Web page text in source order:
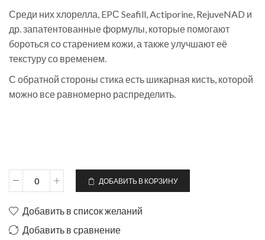
Среди них хлорелла, EPС Seafill, Actiporine, RejuveNAD и
др. запатентованные формулы, которые помогают
бороться со старением кожи, а также улучшают её
текстуру со временем.
С обратной стороны стика есть шикарная кисть, которой
можно все равномерно распределить.
ДОБАВИТЬ В КОРЗИНУ
Добавить в список желаний
Добавить в сравнение